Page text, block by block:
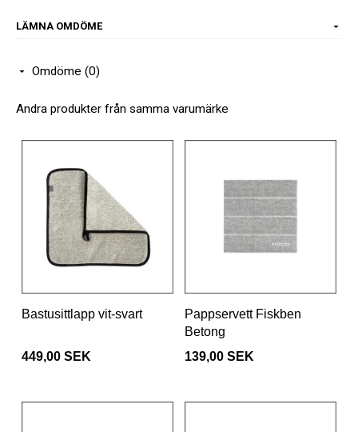
LÄMNA OMDÖME
Omdöme (0)
Andra produkter från samma varumärke
Bastusittlapp vit-svart
449,00 SEK
Pappservett Fiskben
Betong
139,00 SEK